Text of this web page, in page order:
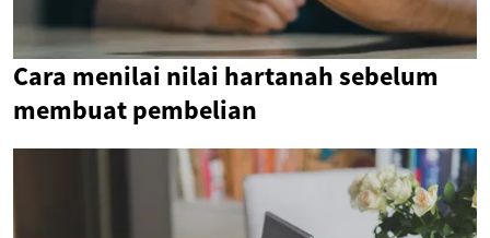
Cara menilai nilai hartanah sebelum
membuat pembelian